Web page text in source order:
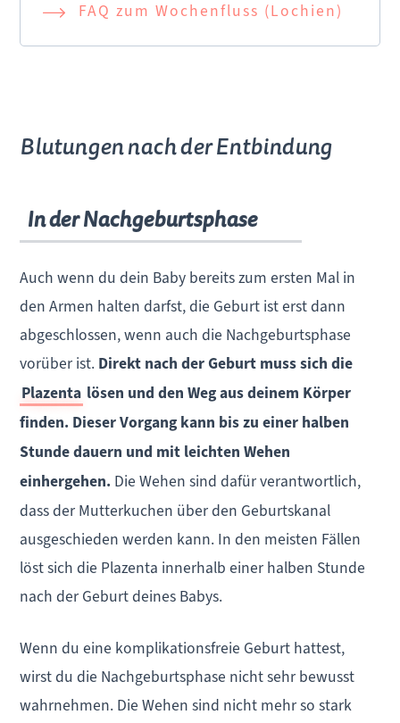
FAQ zum Wochenfluss (Lochien)
Blutungen nach der Entbindung
In der Nachgeburtsphase
Auch wenn du dein Baby bereits zum ersten Mal in
den Armen halten darfst, die Geburt ist erst dann
abgeschlossen, wenn auch die Nachgeburtsphase
vorüber ist. Direkt nach der Geburt muss sich die
Plazenta lösen und den Weg aus deinem Körper
finden. Dieser Vorgang kann bis zu einer halben
Stunde dauern und mit leichten Wehen
einhergehen. Die Wehen sind dafür verantwortlich,
dass der Mutterkuchen über den Geburtskanal
ausgeschieden werden kann. In den meisten Fällen
löst sich die Plazenta innerhalb einer halben Stunde
nach der Geburt deines Babys.
Wenn du eine komplikationsfreie Geburt hattest,
wirst du die Nachgeburtsphase nicht sehr bewusst
wahrnehmen. Die Wehen sind nicht mehr so stark